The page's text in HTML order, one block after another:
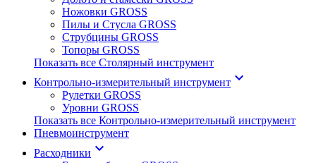
Ножовки GROSS
Пилы и Стусла GROSS
Струбцины GROSS
Топоры GROSS
Показать все Столярный инструмент
Контрольно-измерительный инструмент keyboard_arrow_down
Рулетки GROSS
Уровни GROSS
Показать все Контрольно-измерительный инструмент
Пневмоинструмент
Расходники keyboard_arrow_down